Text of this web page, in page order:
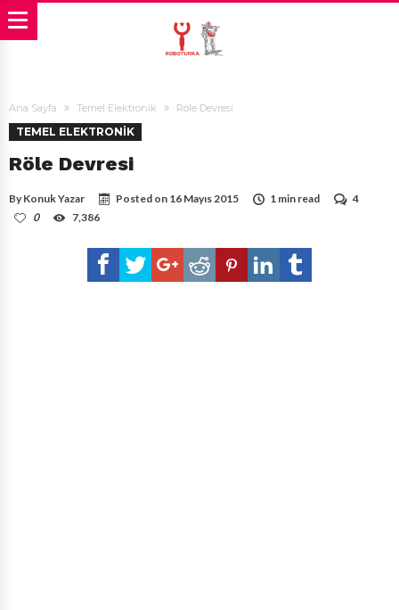
Ana Sayfa Temel Elektronik Röle Devresi
TEMEL ELEKTRONIK
Röle Devresi
By Konuk Yazar Posted on 16 Mayıs 2015 1 min read
4
0
7,386